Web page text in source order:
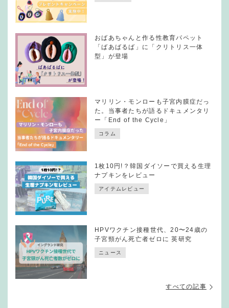
おばあちゃんと作る性教育パペット
「ばあばるば」に「クリトリス一体
型」が登場
マリリン・モンローも子宮内膜症だっ
た。当事者たちが語るドキュメンタリ
ー「End of the Cycle」
コラム
1枚10円!？韓国ダイソーで買える生理
ナプキンをレビュー
アイテムレビュー
HPVワクチン接種世代、20〜24歳の
子宮頸がん死亡者ゼロに 英研究
ニュース
すべての記事